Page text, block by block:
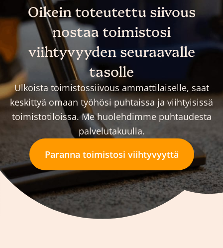
Oikein toteutettu siivous
nostaa toimistosi
viihtyvyyden seuraavalle
tasolle
Ulkoista toimistossiivous ammattilaiselle, saat
keskittyä omaan työhösi puhtaissa ja viihtyisissä
toimistotiloissa. Me huolehdimme puhtaudesta
palvelutakuulla.
Paranna toimistosi viihtyvyyttä